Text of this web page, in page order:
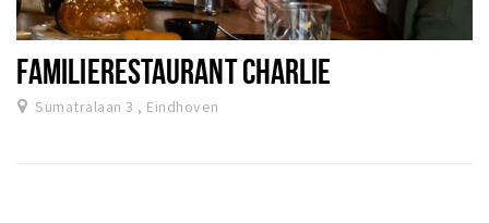
FAMILIERESTAURANT CHARLIE
Sumatralaan 3 , Eindhoven